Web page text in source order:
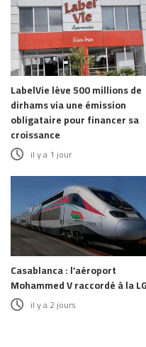
LabelVie lève 500 millions de
dirhams via une émission
obligataire pour financer sa
croissance
il y a 1 jour
Casablanca : l’aéroport
Mohammed V raccordé à la
il y a 2 jours